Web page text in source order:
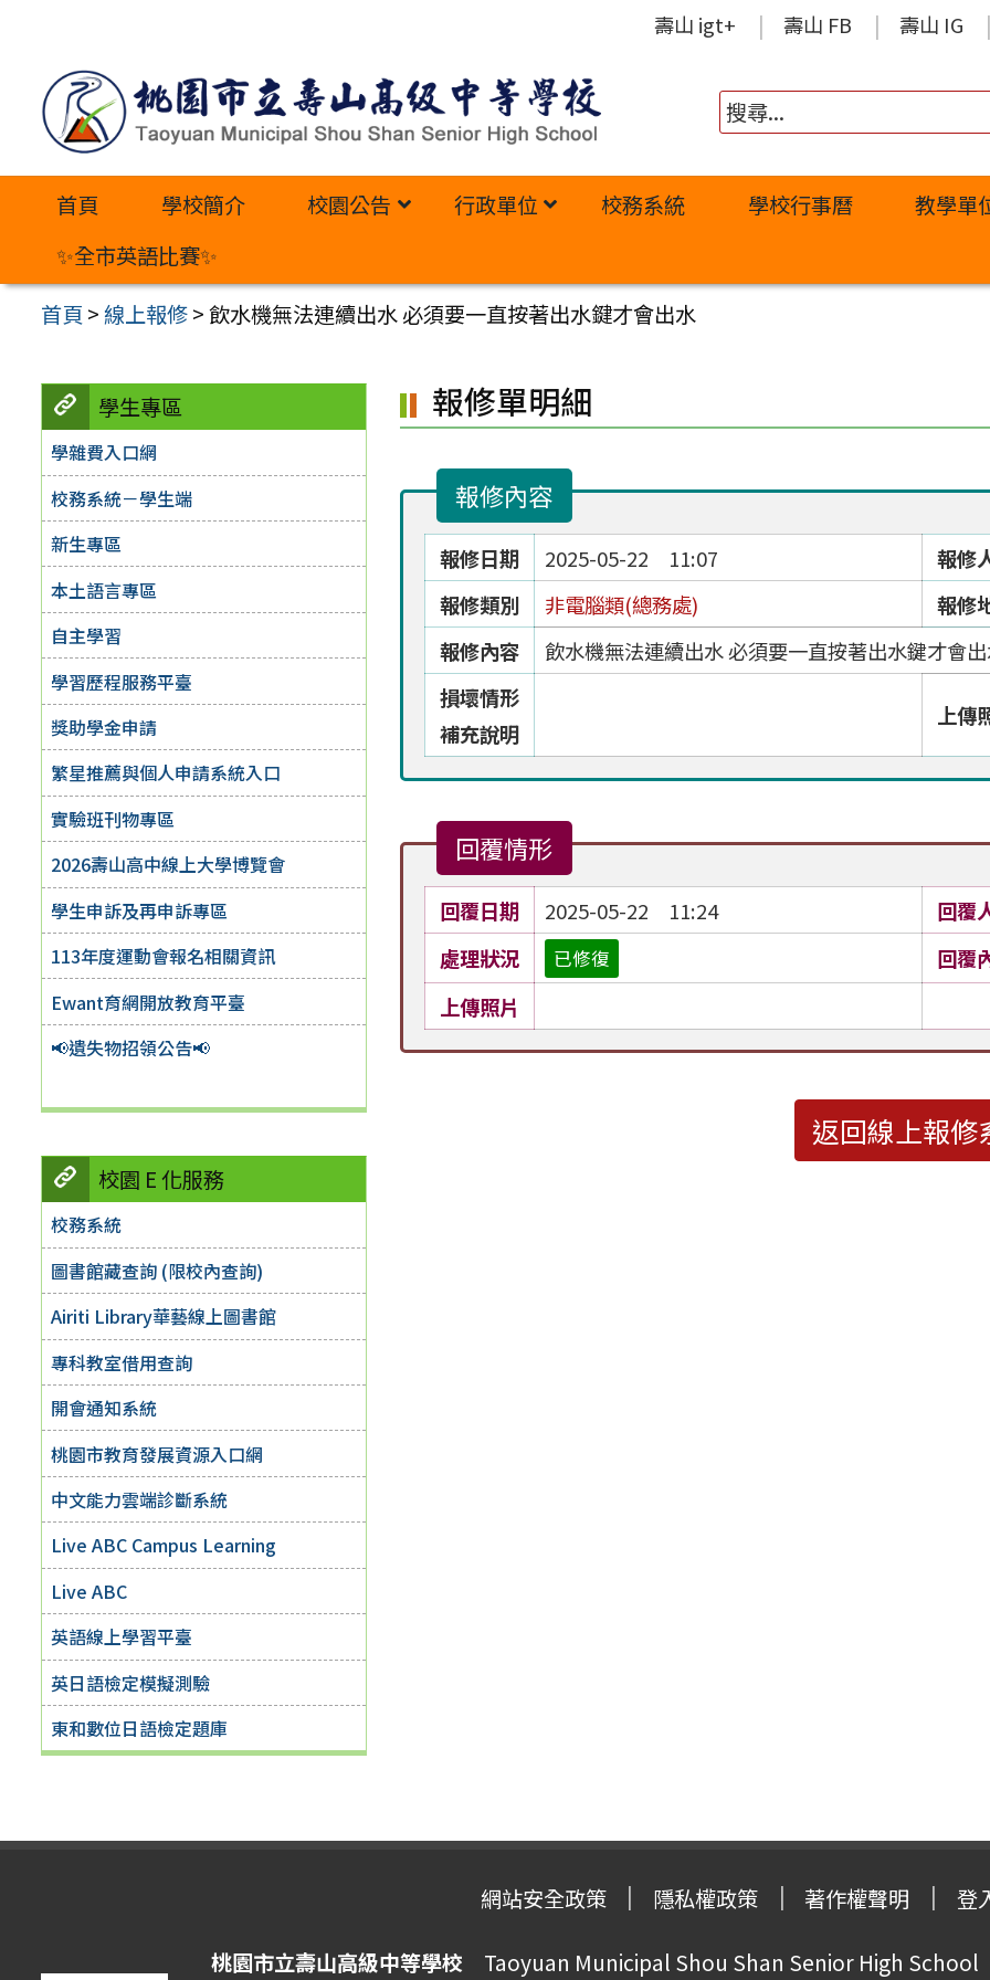
內
壽山 igt+ 壽山 FB 壽山 IG
首頁 學校簡介 校園公告 行政單位 校務系統 學校行事曆
教學單
✨全市英語比賽✨
首頁 >線上報修>飲水機無法連續出水 必須要一直按著出水鍵才會出水
學生專區
學雜費入口網
校務系統－學生端
新生專區
本土語言專區
自主學習
學習歷程服務平臺
獎助學金申請
繁星推薦與個人申請系統入口
實驗班刊物專區
2026壽山高中線上大學博覽會
學生申訴及再申訴專區
113年度運動會報名相關資訊
Ewant育網開放教育平臺
📢遺失物招領公告📢
校園 E 化服務
校務系統
圖書館藏查詢 (限校內查詢)
Airiti Library華藝線上圖書館
專科教室借用查詢
開會通知系統
桃園市教育發展資源入口網
中文能力雲端診斷系統
Live ABC Campus Learning
Live ABC
英語線上學習平臺
英日語檢定模擬測驗
東和數位日語檢定題庫
報修單明細
報修內容
報修日期 2025-05-22 11:07
報修
報修類別
非電腦類(總務處)
報修
報修內容
飲水機無法連續出水 必須要一直按著出水鍵才會
損壞情形
補充說明
上傳
回覆情形
回覆日期 2025-05-22 11:24
回覆
處理狀況
已修復
回覆
上傳照片
返回線上報修
網站安全政策 隱私權政策 著作權聲明 登
桃園市立壽山高級中等學校 Taoyuan Municipal Shou Shan Senior High School